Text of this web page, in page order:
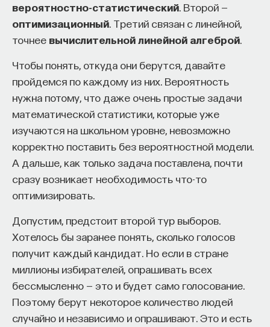
вероятностно-статистический . Второй —
оптимизационный . Третий связан с линейной,
точнее вычислительной линейной алгеброй
Чтобы понять, откуда они берутся, давайте
пройдемся по каждому из них. Вероятность
нужна потому, что даже очень простые задачи
математической статистики, которые уже
изучаются на школьном уровне, невозможно
корректно поставить без вероятностной модели.
А дальше, как только задача поставлена, почти
сразу возникает необходимость что-то
оптимизировать.
Допустим, предстоит второй тур выборов.
Хотелось бы заранее понять, сколько голосов
получит каждый кандидат. Но если в стране
миллионы избирателей, опрашивать всех
бессмысленно — это и будет само голосование.
Поэтому берут некоторое количество людей
случайно и независимо и опрашивают. Это и есть